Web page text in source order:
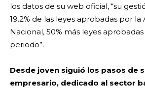
los datos de su web oficial, “su
19.2% de las leyes aprobadas por la
Nacional, 50% más leyes
periodo”.
Desde joven siguió los pasos de
empresario, dedicado al sector